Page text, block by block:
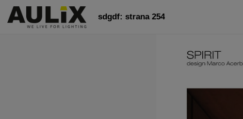
sdgdf: strana 254